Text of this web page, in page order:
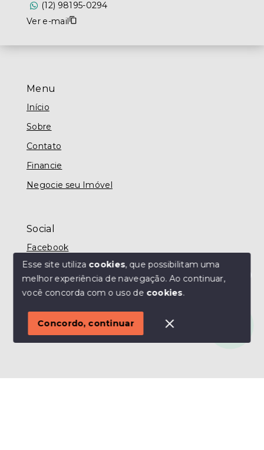
Olá! Estamos disponíveis para te ajudar.
Menu
Início
Sobre
Contato
Financie
Negocie seu Imóvel
Social
Facebook
© Copyright 2026 - MODO IMÓVEIS TAUBATÉ -
SITE PARA IMOBILIARIA
(12) 98195-0294
Ver e-mail
Esse site utiliza cookies, que possibilitam uma
melhor experiência de navegação.Ao continuar,
você concorda com o uso de cookies.
Concordo, continuar